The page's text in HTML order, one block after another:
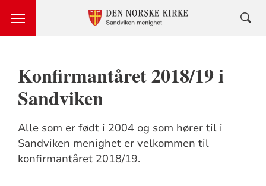
Konfirmantåret 2018/19 i
Sandviken
Alle som er født i 2004 og som hører til i
Sandviken menighet er velkommen til
konfirmantåret 2018/19.